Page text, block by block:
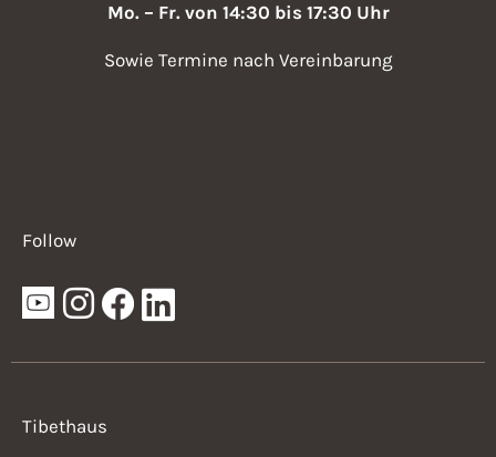
Mo. – Fr. von 14:30 bis 17:30 Uhr
Sowie Termine nach Vereinbarung
Follow
Tibethaus